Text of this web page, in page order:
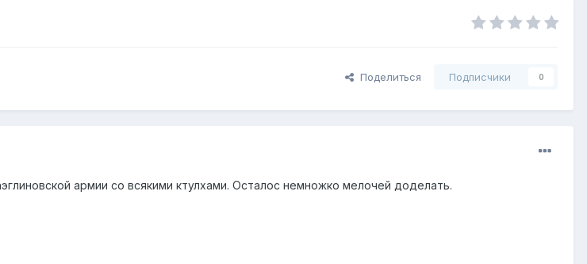
Поделиться Подписчики 0
армии со всякими ктулхами. Осталос немножко мелочей доделать.